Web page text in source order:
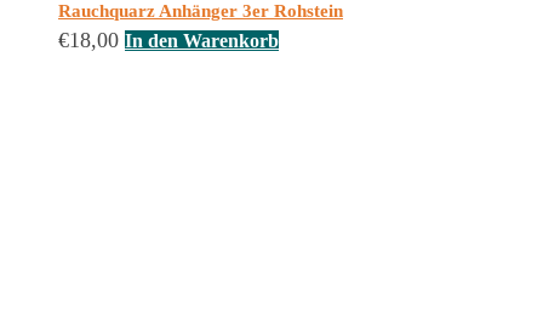
Rauchquarz Anhänger 3er Rohstein
€18,00 In den Warenkorb